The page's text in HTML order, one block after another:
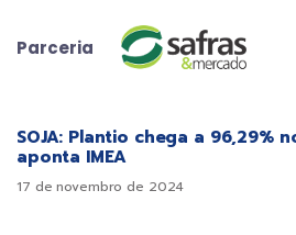
Parceria
SOJA: Plantio chega a 96,29%
aponta IMEA
17 de novembro de 2024